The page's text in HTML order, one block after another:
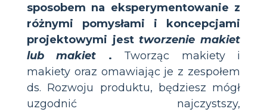
sposobem na eksperymentowanie z
różnymi pomysłami i koncepcjami
projektowymi jesttworzenie makiet
lub makiet . Tworząc makiety i
makiety oraz omawiając je z zespołem
ds. Rozwoju produktu, będziesz mógł
uzgodnić najczystszy,